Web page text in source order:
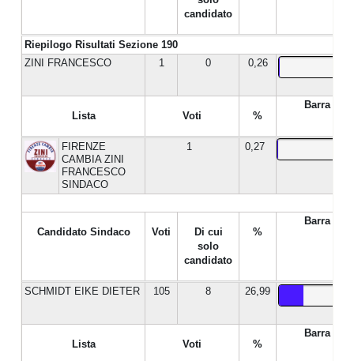
Riepilogo Risultati Sezione 190
candidato
ZINI FRANCESCO 1 0 0,26
Lista Voti %
Barra %
FIRENZE
CAMBIA ZINI
FRANCESCO
SINDACO
1 0,27
Candidato Sindaco Voti
Di cui
solo
candidato
%
Barra %
SCHMIDT EIKE DIETER 105 8 26,99
Lista Voti %
Barra %